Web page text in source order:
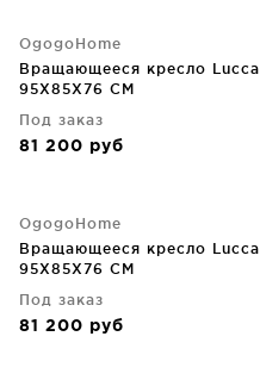
OgogoHome
Вращающееся кресло Lucca
95X85X76 CM
Под заказ
81 200 руб
OgogoHome
Вращающееся кресло Lucca
95X85X76 CM
Под заказ
81 200 руб